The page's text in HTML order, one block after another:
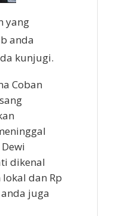
yang
anda
kunjugi.
Coban
dikenal
dan Rp
juga